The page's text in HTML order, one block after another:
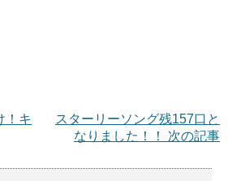
スターリーソング残157口と
なりました！！ 次の記事
！キ